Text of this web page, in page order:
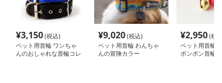
¥3,150(税込)
ペット用首輪 ワンちゃ
んのおしゃれな首輪コレ
¥9,020(税込)
ペット用首輪 わんちゃ
んの冒険カラー
¥2,950(税
ペット用首輪
ポンポン首輪